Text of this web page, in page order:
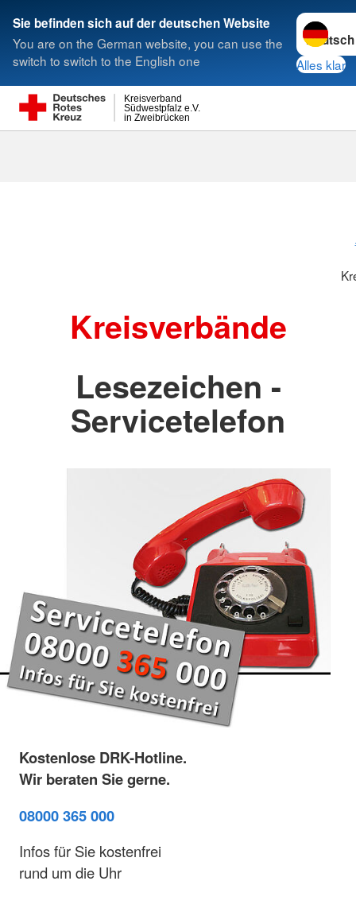
Sie befinden sich auf der deutschen Website
You are on the German website, you can use the
switch to switch to the English one
Sprache
Alles klar
in Zweibrücken
Südwestpfalz e.V.
Kreisverband
Suche
Kreisverbände
Lesezeichen -
Servicetelefon
Kostenlose DRK-Hotline.
Wir beraten Sie gerne.
08000 365 000
Infos für Sie kostenfrei
rund um die Uhr